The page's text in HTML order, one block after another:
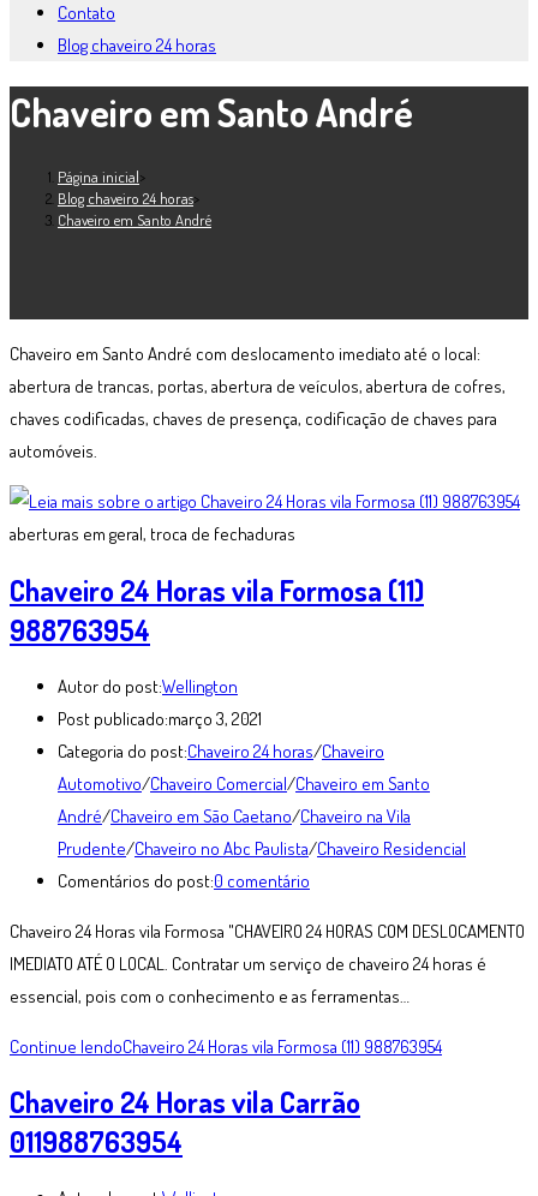
Contato
Blog chaveiro 24 horas
Chaveiro em Santo André
Página inicial>
Blog chaveiro 24 horas>
Chaveiro em Santo André
Chaveiro em Santo André com deslocamento imediato até o local:
abertura de trancas, portas, abertura de veículos, abertura de cofres,
chaves codificadas, chaves de presença, codificação de chaves para
automóveis.
aberturas em geral, troca de fechaduras
Chaveiro 24 Horas vila Formosa (11)
988763954
Autor do post:Wellington
Post publicado:março 3, 2021
Categoria do post:Chaveiro 24 horas/Chaveiro
Automotivo/Chaveiro Comercial/Chaveiro em Santo
André/Chaveiro em São Caetano/Chaveiro na Vila
Prudente/Chaveiro no Abc Paulista/Chaveiro Residencial
Comentários do post:0 comentário
Chaveiro 24 Horas vila Formosa "CHAVEIRO 24 HORAS COM DESLOCAMENTO
IMEDIATO ATÉ O LOCAL. Contratar um serviço de chaveiro 24 horas é
essencial, pois com o conhecimento e as ferramentas…
Continue lendoChaveiro 24 Horas vila Formosa (11) 988763954
Chaveiro 24 Horas vila Carrão
011988763954